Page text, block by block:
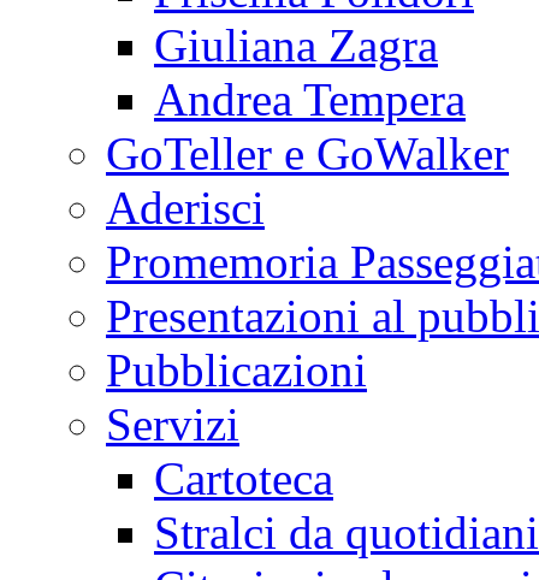
Giuliana Zagra
Andrea Tempera
GoTeller e GoWalker
Aderisci
Promemoria
Presentazioni al
Pubblicazioni
Servizi
Cartoteca
Stralci da